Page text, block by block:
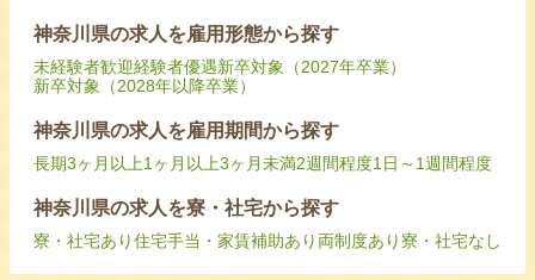
神奈川県の求人を雇用形態から探す
未経験者歓迎経験者優遇新卒対象（2027年卒業）
新卒対象（2028年以降卒業）
神奈川県の求人を雇用期間から探す
長期3ヶ月以上1ヶ月以上3ヶ月未満2週間程度1日～1週間程度
神奈川県の求人を寮・社宅から探す
寮・社宅あり住宅手当・家賃補助あり 両制度あり寮・社宅なし